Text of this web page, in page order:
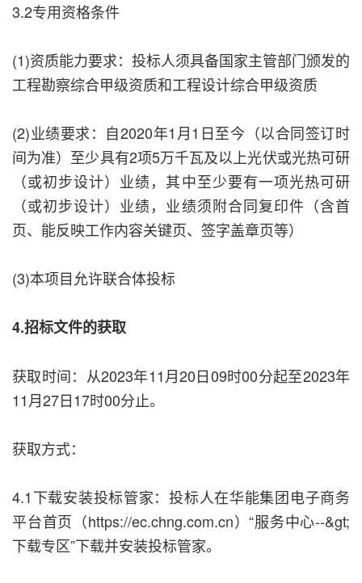
3.2专用资格条件
(1)资质能力要求：投标人须具备国家主管部门颁发的
工程勘察综合甲级资质和工程设计综合甲级资质
(2)业绩要求：自2020年1月1日至今（以合同签订时
间为准）至少具有2项5万千瓦及以上光伏或光热可研
（或初步设计）业绩，其中至少要有一项光热可研
（或初步设计）业绩，业绩须附合同复印件（含首
页、能反映工作内容关键页、签字盖章页等）
(3)本项目允许联合体投标
4.招标文件的获取
获取时间：从2023年11月20日09时00分起至2023年
11月27日17时00分止。
获取方式：
4.1下载安装投标管家：投标人在华能集团电子商务
平台首页（https://ec.chng.com.cn）“服务中心--&gt;
下载专区”下载并安装投标管家。